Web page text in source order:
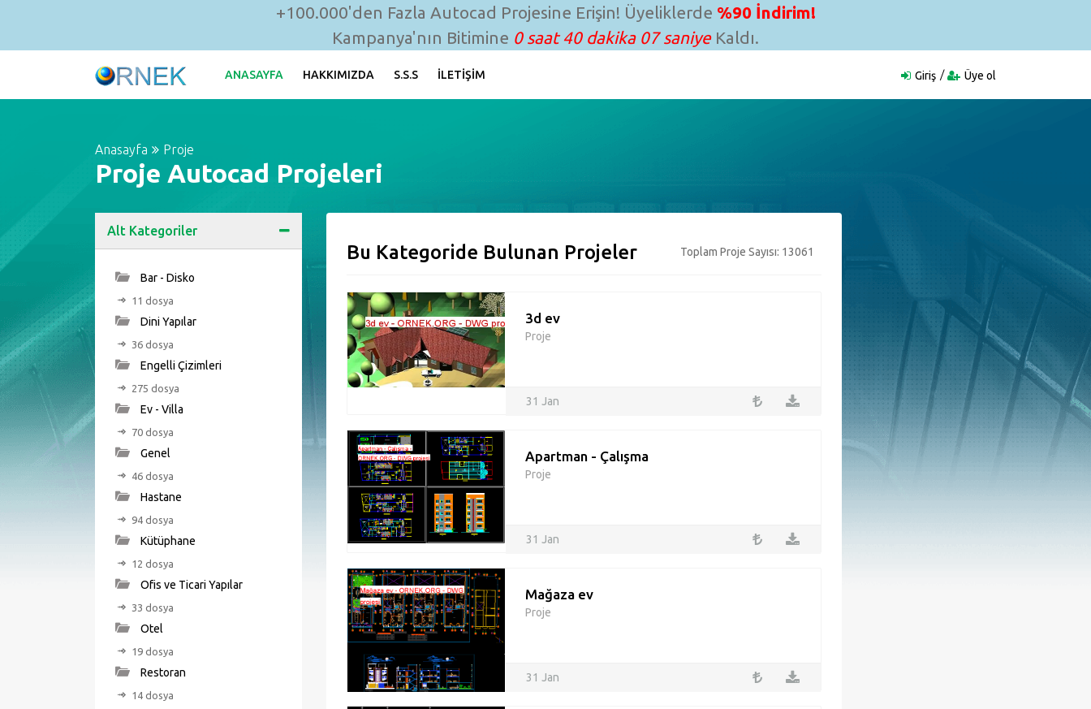
+100.000'den Fazla Autocad Projesine Erişin! Üyeliklerde %90 İndirim!
Kampanya'nın Bitimine 0 saat 40 dakika 06 saniyeKaldı.
ANASAYFA HAKKIMIZDA S.S.S İLETIŞIM Giriş Üye ol
Anasayfa Proje
Proje Autocad Projeleri
Alt Kategoriler
Bar - Disko
11 dosya
Dini Yapılar
36 dosya
Engelli Çizimleri
275 dosya
Ev - Villa
70 dosya
Genel
46 dosya
Hastane
94 dosya
Kütüphane
12 dosya
Ofis ve Ticari Yapılar
33 dosya
Otel
19 dosya
Restoran
14 dosya
Bu Kategoride Bulunan Projeler Toplam Proje Sayısı: 13061
3d ev
Proje
31 Jan
Apartman - Çalışma
Proje
31 Jan
Mağaza ev
Proje
31 Jan